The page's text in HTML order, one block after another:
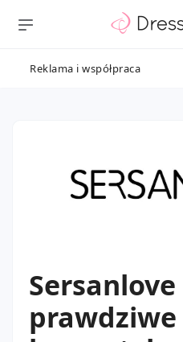
Reklama i współpraca
Sersanlove